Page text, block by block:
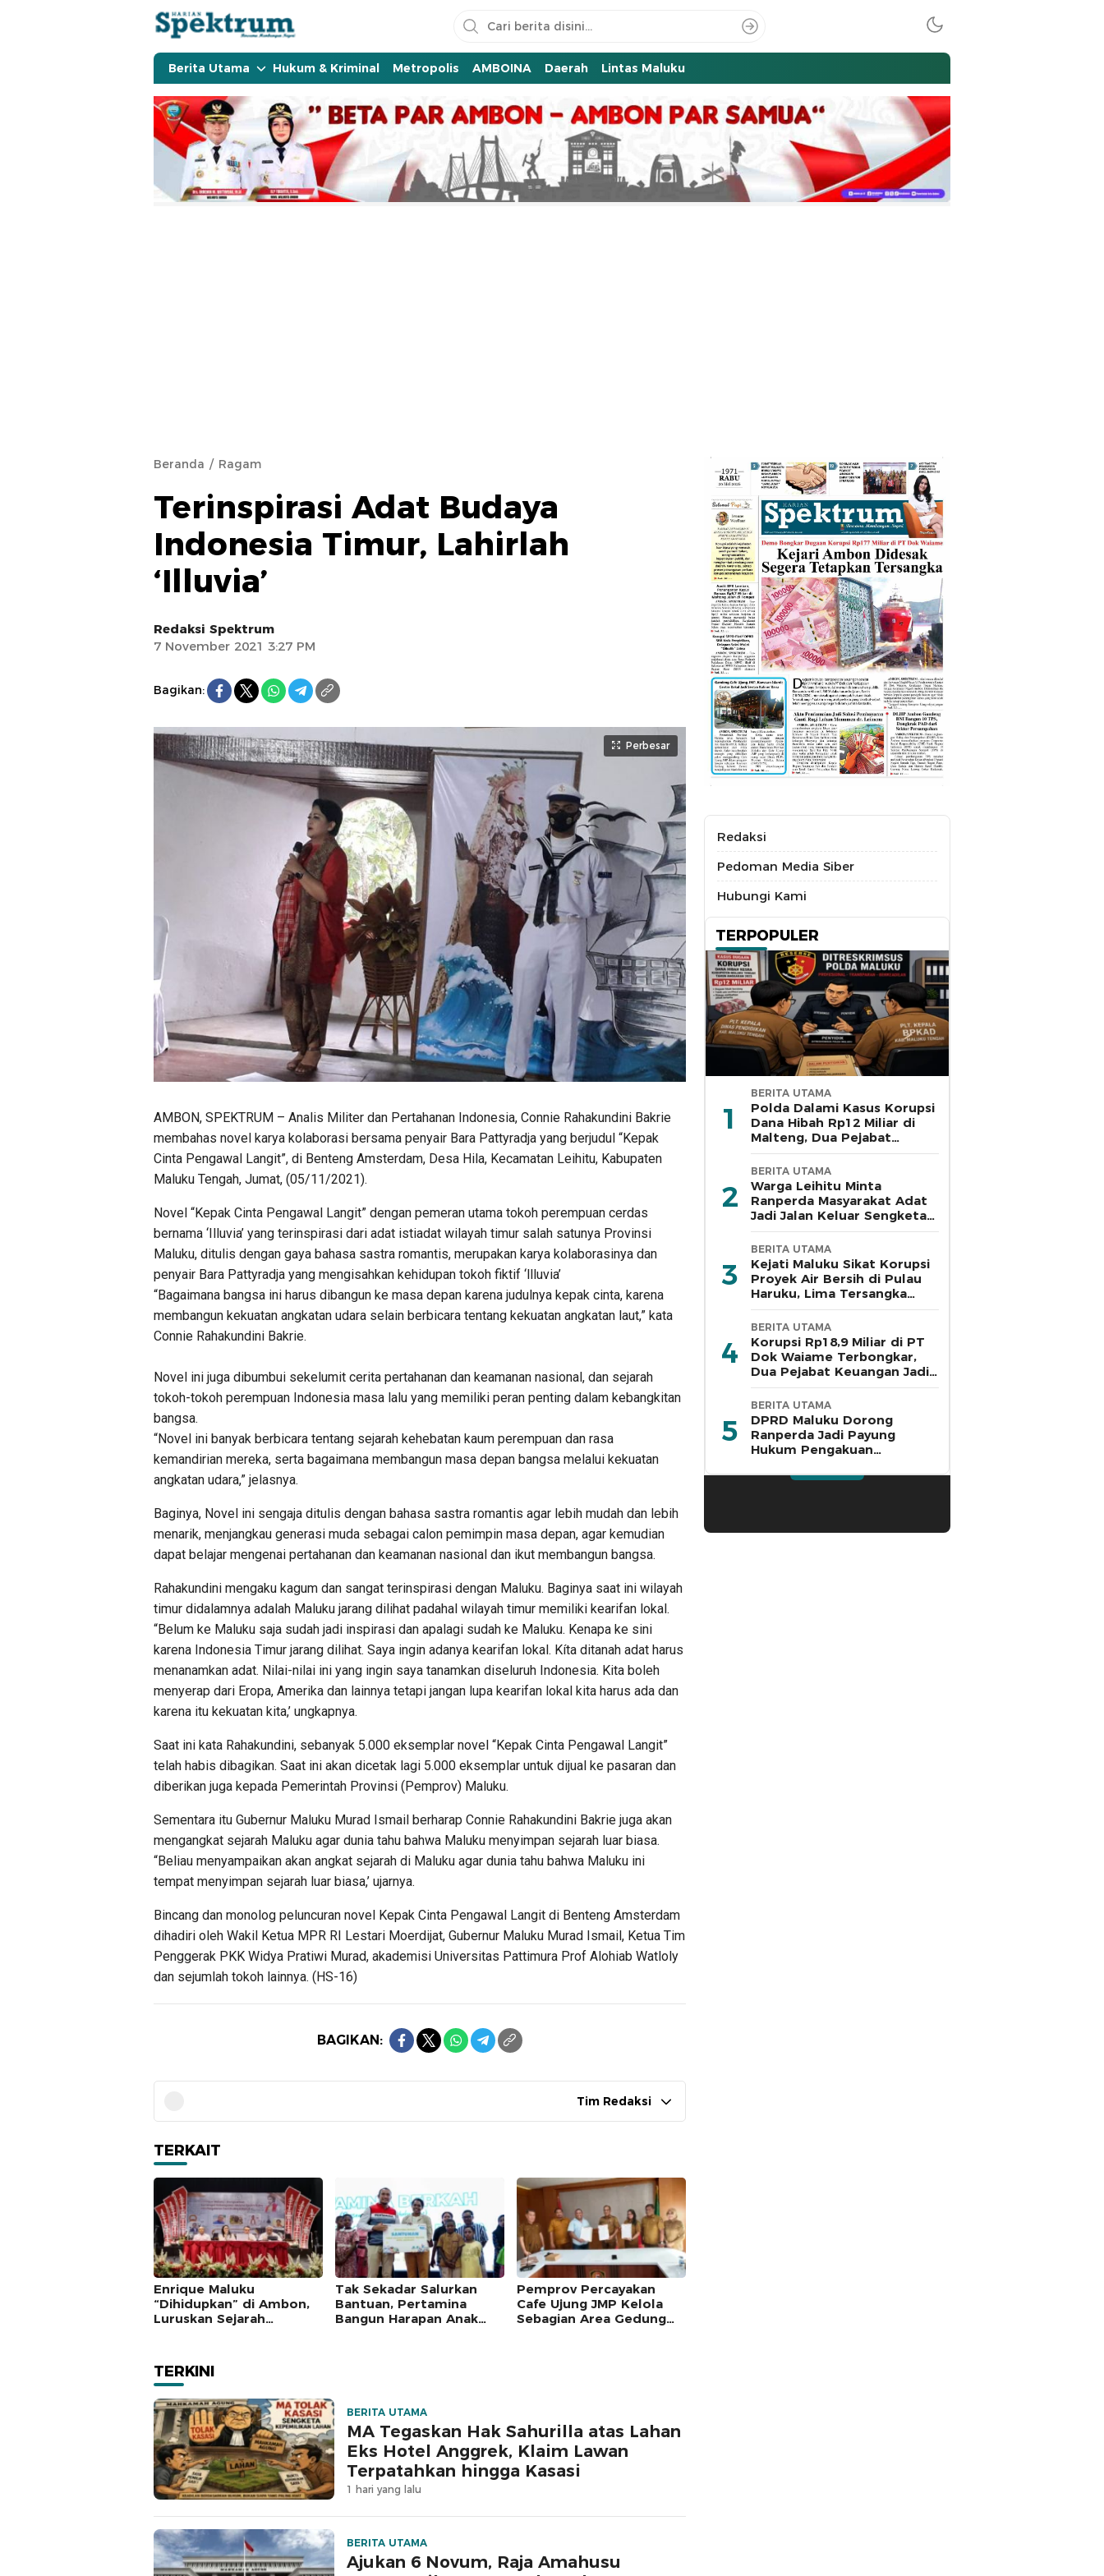
spektrumonline.com
Berita Utama Hukum & Kriminal Metropolis AMBOINA Daerah Lintas Maluku
Beranda Ragam
Terinspirasi Adat Budaya
Indonesia Timur, Lahirlah
‘Illuvia’
Redaksi Spektrum
7 November 2021 3:27 PM
Bagikan:
Perbesar
AMBON, SPEKTRUM – Analis Militer dan Pertahanan Indonesia, Connie Rahakundini Bakrie
membahas novel karya kolaborasi bersama penyair Bara Pattyradja yang berjudul “Kepak
Cinta Pengawal Langit”, di Benteng Amsterdam, Desa Hila, Kecamatan Leihitu, Kabupaten
Maluku Tengah, Jumat, (05/11/2021).
Novel “Kepak Cinta Pengawal Langit” dengan pemeran utama tokoh perempuan cerdas
bernama ‘Illuvia’ yang terinspirasi dari adat istiadat wilayah timur salah satunya Provinsi
Maluku, ditulis dengan gaya bahasa sastra romantis, merupakan karya kolaborasinya dan
penyair Bara Pattyradja yang mengisahkan kehidupan tokoh fiktif ‘llluvia’
“Bagaimana bangsa ini harus dibangun ke masa depan karena judulnya kepak cinta, karena
membangun kekuatan angkatan udara selain berbicara tentang kekuatan angkatan laut,” kata
Connie Rahakundini Bakrie.
Novel ini juga dibumbui sekelumit cerita pertahanan dan keamanan nasional, dan sejarah
tokoh-tokoh perempuan Indonesia masa lalu yang memiliki peran penting dalam kebangkitan
bangsa.
“Novel ini banyak berbicara tentang sejarah kehebatan kaum perempuan dan rasa
kemandirian mereka, serta bagaimana membangun masa depan bangsa melalui kekuatan
angkatan udara,” jelasnya.
Baginya, Novel ini sengaja ditulis dengan bahasa sastra romantis agar lebih mudah dan lebih
menarik, menjangkau generasi muda sebagai calon pemimpin masa depan, agar kemudian
dapat belajar mengenai pertahanan dan keamanan nasional dan ikut membangun bangsa.
Rahakundini mengaku kagum dan sangat terinspirasi dengan Maluku. Baginya saat ini wilayah
timur didalamnya adalah Maluku jarang dilihat padahal wilayah timur memiliki kearifan lokal.
“Belum ke Maluku saja sudah jadi inspirasi dan apalagi sudah ke Maluku. Kenapa ke sini
karena Indonesia Timur jarang dilihat. Saya ingin adanya kearifan lokal. Kíta ditanah adat harus
menanamkan adat. Nilai-nilai ini yang ingin saya tanamkan diseluruh Indonesia. Kita boleh
menyerap dari Eropa, Amerika dan lainnya tetapi jangan lupa kearifan lokal kita harus ada dan
karena itu kekuatan kita,’ ungkapnya.
Saat ini kata Rahakundini, sebanyak 5.000 eksemplar novel “Kepak Cinta Pengawal Langit”
telah habis dibagikan. Saat ini akan dicetak lagi 5.000 eksemplar untuk dijual ke pasaran dan
diberikan juga kepada Pemerintah Provinsi (Pemprov) Maluku.
Sementara itu Gubernur Maluku Murad Ismail berharap Connie Rahakundini Bakrie juga akan
mengangkat sejarah Maluku agar dunia tahu bahwa Maluku menyimpan sejarah luar biasa.
“Beliau menyampaikan akan angkat sejarah di Maluku agar dunia tahu bahwa Maluku ini
tempat menyimpan sejarah luar biasa,’ ujarnya.
Bincang dan monolog peluncuran novel Kepak Cinta Pengawal Langit di Benteng Amsterdam
dihadiri oleh Wakil Ketua MPR RI Lestari Moerdijat, Gubernur Maluku Murad Ismail, Ketua Tim
Penggerak PKK Widya Pratiwi Murad, akademisi Universitas Pattimura Prof Alohiab Watloly
dan sejumlah tokoh lainnya. (HS-16)
BAGIKAN:
Tim Redaksi
TERKAIT
Enrique Maluku
“Dihidupkan” di Ambon,
Luruskan Sejarah
Nusantara
Tak Sekadar Salurkan
Bantuan, Pertamina
Bangun Harapan Anak
Pemprov Percayakan
Cafe Ujung JMP Kelola
Sebagian Area Gedung
TERKINI
BERITA UTAMA
MA Tegaskan Hak Sahurilla atas Lahan
Eks Hotel Anggrek, Klaim Lawan
Terpatahkan hingga Kasasi
1 hari yang lalu
BERITA UTAMA
Ajukan 6 Novum, Raja Amahusu
Redaksi
Pedoman Media Siber
Hubungi Kami
TERPOPULER
1
BERITA UTAMA
Polda Dalami Kasus Korupsi
Dana Hibah Rp12 Miliar di
Malteng, Dua Pejabat
Pemkab Diperiksa
2
BERITA UTAMA
Warga Leihitu Minta
Ranperda Masyarakat Adat
Jadi Jalan Keluar Sengketa
Enam Dusun Tanjung Sial
3
BERITA UTAMA
Kejati Maluku Sikat Korupsi
Proyek Air Bersih di Pulau
Haruku, Lima Tersangka
Ditahan
4
BERITA UTAMA
Korupsi Rp18,9 Miliar di PT
Dok Waiame Terbongkar,
Dua Pejabat Keuangan Jadi
Tersangka
5
BERITA UTAMA
DPRD Maluku Dorong
Ranperda Jadi Payung
Hukum Pengakuan